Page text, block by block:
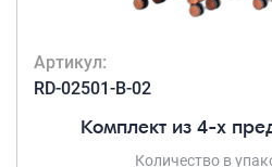
Артикул:
RD-02501-B-02
Комплект из 4-х
Количество в